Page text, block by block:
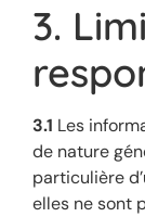
3.
3.1 Les
de nature
particulière
elles ne sont